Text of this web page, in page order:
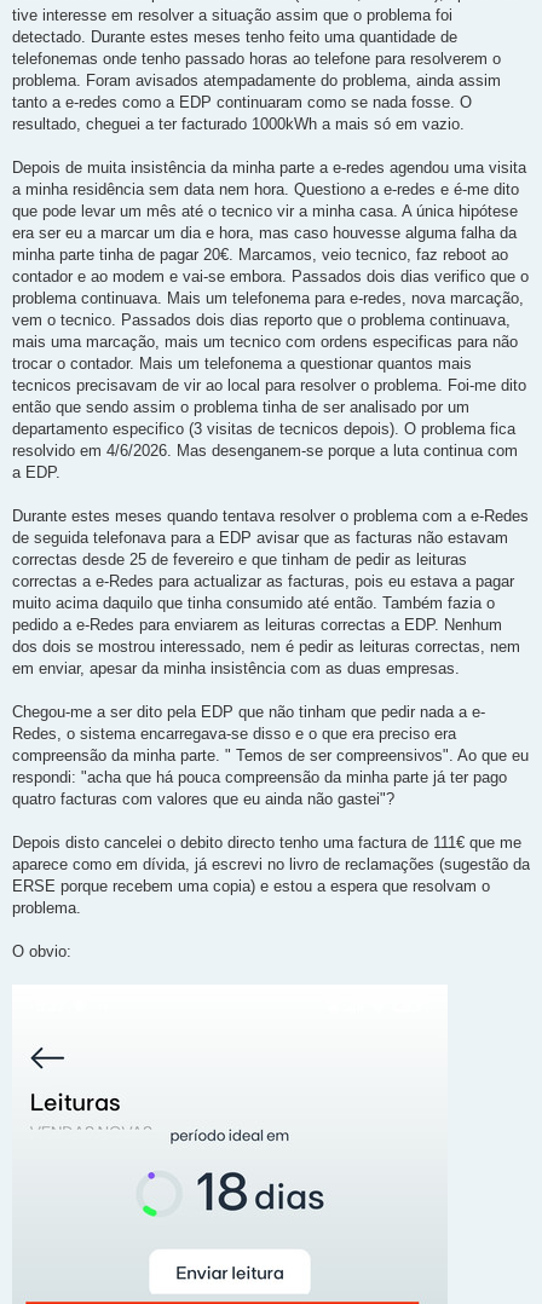
tive interesse em resolver a situação assim que o problema foi
detectado. Durante estes meses tenho feito uma quantidade de
telefonemas onde tenho passado horas ao telefone para resolverem o
problema. Foram avisados atempadamente do problema, ainda assim
tanto a e-redes como a EDP continuaram como se nada fosse. O
resultado, cheguei a ter facturado 1000kWh a mais só em vazio.
Depois de muita insistência da minha parte a e-redes agendou uma visita
a minha residência sem data nem hora. Questiono a e-redes e é-me dito
que pode levar um mês até o tecnico vir a minha casa. A única hipótese
era ser eu a marcar um dia e hora, mas caso houvesse alguma falha da
minha parte tinha de pagar 20€. Marcamos, veio tecnico, faz reboot ao
contador e ao modem e vai-se embora. Passados dois dias verifico que o
problema continuava. Mais um telefonema para e-redes, nova marcação,
vem o tecnico. Passados dois dias reporto que o problema continuava,
mais uma marcação, mais um tecnico com ordens especificas para não
trocar o contador. Mais um telefonema a questionar quantos mais
tecnicos precisavam de vir ao local para resolver o problema. Foi-me dito
então que sendo assim o problema tinha de ser analisado por um
departamento especifico (3 visitas de tecnicos depois). O problema fica
resolvido em 4/6/2026. Mas desenganem-se porque a luta continua com
a EDP.
Durante estes meses quando tentava resolver o problema com a e-Redes
de seguida telefonava para a EDP avisar que as facturas não estavam
correctas desde 25 de fevereiro e que tinham de pedir as leituras
correctas a e-Redes para actualizar as facturas, pois eu estava a pagar
muito acima daquilo que tinha consumido até então. Também fazia o
pedido a e-Redes para enviarem as leituras correctas a EDP. Nenhum
dos dois se mostrou interessado, nem é pedir as leituras correctas, nem
em enviar, apesar da minha insistência com as duas empresas.
Chegou-me a ser dito pela EDP que não tinham que pedir nada a e-
Redes, o sistema encarregava-se disso e o que era preciso era
compreensão da minha parte. " Temos de ser compreensivos". Ao que eu
respondi: "acha que há pouca compreensão da minha parte já ter pago
quatro facturas com valores que eu ainda não gastei"?
Depois disto cancelei o debito directo tenho uma factura de 111€ que me
aparece como em dívida, já escrevi no livro de reclamações (sugestão da
ERSE porque recebem uma copia) e estou a espera que resolvam o
problema.
O obvio: